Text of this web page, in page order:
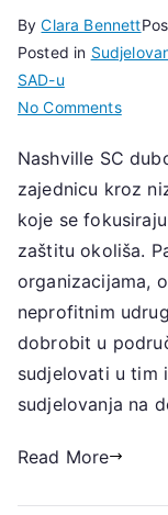
ByClara Bennett
Posted in
SAD-u
No Commentson
SC:
u
Nashville SC
zajednicu kroz
koje se
zaštitu okoliša.
organizacijama,
neprofitnim
dobrobit u
sudjelovati u tim
sudjelovanja na
Read More